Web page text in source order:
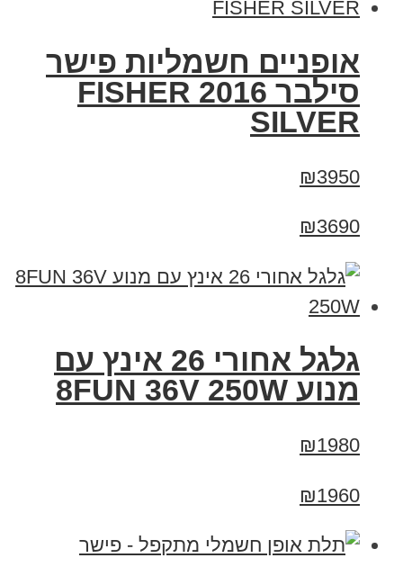
אופניים חשמליות פישר
סילבר 2016 FISHER
SILVER
₪3950
₪3690
גלגל אחורי 26 אינץ עם
מנוע 8FUN 36V 250W
₪1980
₪1960